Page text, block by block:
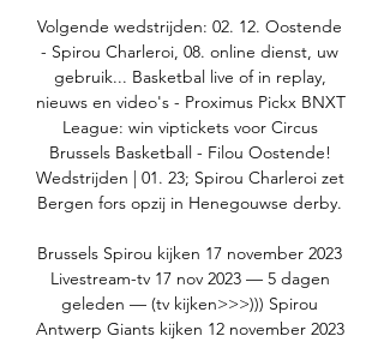
Volgende wedstrijden: 02. 12. Oostende
- Spirou Charleroi, 08. online dienst, uw
gebruik... Basketbal live of in replay,
nieuws en video's - Proximus Pickx BNXT
League: win viptickets voor Circus
Brussels Basketball - Filou Oostende!
Wedstrijden | 01. 23; Spirou Charleroi zet
Bergen fors opzij in Henegouwse derby.
Brussels Spirou kijken 17 november 2023
Livestream-tv 17 nov 2023 — 5 dagen
geleden — (tv kijken>>>))) Spirou
Antwerp Giants kijken 12 november 2023